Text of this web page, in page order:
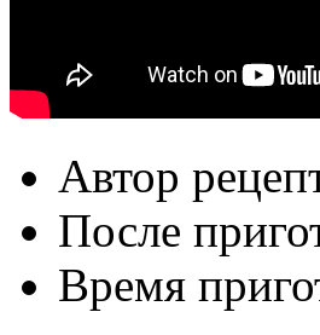
Автор
После
Время